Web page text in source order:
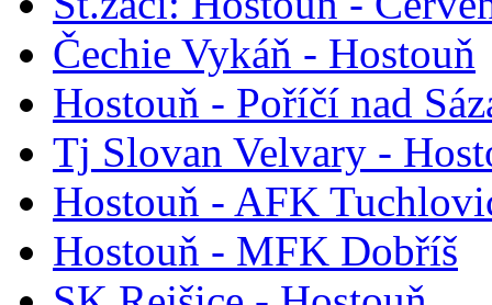
Čechie Vykáň - Hostouň
Hostouň - Poříčí nad
Tj Slovan Velvary -
Hostouň - AFK
Hostouň - MFK Dobříš